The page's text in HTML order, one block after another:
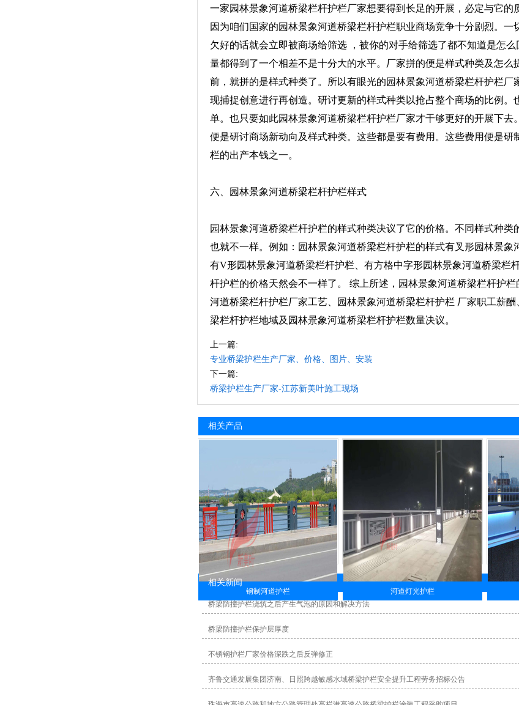
一家园林景象河道桥梁栏杆护栏厂家想要得到长足的开展，必定与它
因为咱们国家的园林景象河道桥梁栏杆护栏职业商场竞争十分剧烈。
欠好的话就会立即被商场给筛选 ，被你的对手给筛选了都不知道是怎
量都得到了一个相差不是十分大的水平。厂家拼的便是样式种类及怎
前，就拼的是样式种类了。所以有眼光的园林景象河道桥梁栏杆护栏
现捕捉创意进行再创造。研讨更新的样式种类以抢占整个商场的比例
单。也只要如此园林景象河道桥梁栏杆护栏厂家才干够更好的开展下
便是研讨商场新动向及样式种类。这些都是要有费用。这些费用便是
栏的出产本钱之一。
六、园林景象河道桥梁栏杆护栏样式
园林景象河道桥梁栏杆护栏的样式种类决议了它的价格。不同样式种
也就不一样。例如：园林景象河道桥梁栏杆护栏的样式有叉形园林景象
有V形园林景象河道桥梁栏杆护栏、有方格中字形园林景象河道桥梁栏
杆护栏的价格天然会不一样了。 综上所述，园林景象河道桥梁栏杆护
河道桥梁栏杆护栏厂家工艺、园林景象河道桥梁栏杆护栏 厂家职工薪
梁栏杆护栏地域及园林景象河道桥梁栏杆护栏数量决议。
上一篇:
专业桥梁护栏生产厂家、价格、图片、安装
下一篇:
桥梁护栏生产厂家-江苏新美叶施工现场
相关产品
钢制河道护栏 河道灯光护栏
相关新闻
桥梁防撞护栏浇筑之后产生气泡的原因和解决方法
桥梁防撞护栏保护层厚度
不锈钢护栏厂家价格深跌之后反弹修正
齐鲁交通发展集团济南、日照跨越敏感水域桥梁护栏安全提升工程劳务招标公告